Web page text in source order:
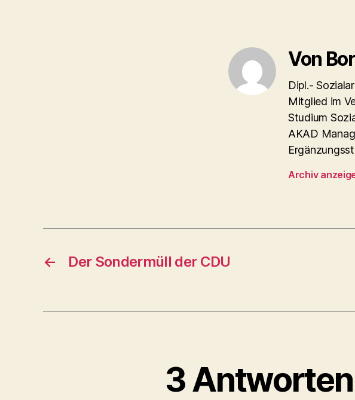
Von
Dipl.-
Mitglied im
Studium
AKAD
Archiv
← Der Sondermüll der CDU
3 Antworten